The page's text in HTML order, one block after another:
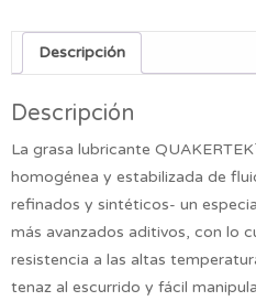
Descripción
Descripción
La grasa lubricante
homogénea y estabilizada de
refinados y sintéticos- un
más avanzados aditivos, con lo
resistencia a las altas
tenaz al escurrido y fácil